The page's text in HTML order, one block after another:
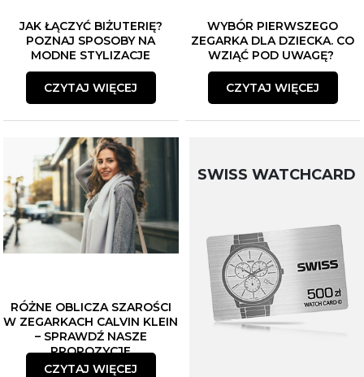
JAK ŁĄCZYĆ BIŻUTERIĘ?
POZNAJ SPOSOBY NA
MODNE STYLIZACJE
CZYTAJ WIĘCEJ
WYBÓR PIERWSZEGO
ZEGARKA DLA DZIECKA. CO
WZIĄĆ POD UWAGĘ?
CZYTAJ WIĘCEJ
RÓŻNE OBLICZA SZAROŚCI
W ZEGARKACH CALVIN KLEIN
– SPRAWDŹ NASZE
PROPOZYCJE
CZYTAJ WIĘCEJ
SWISS WATCHCARD